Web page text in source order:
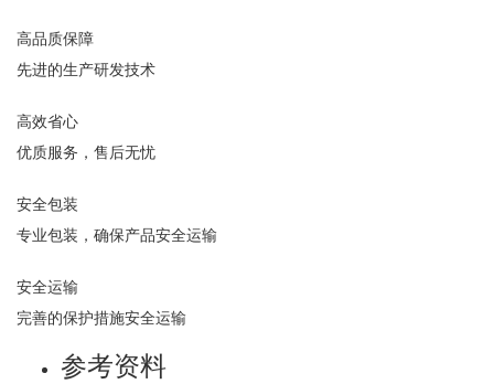
高品质保障
先进的生产研发技术
高效省心
优质服务，售后无忧
安全包装
专业包装，确保产品安全运输
安全运输
完善的保护措施安全运输
参考资料